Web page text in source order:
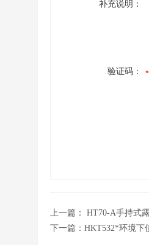
补充说明：
验证码：
上一篇： HT70-A手持式
下一篇： HKT532*环境下